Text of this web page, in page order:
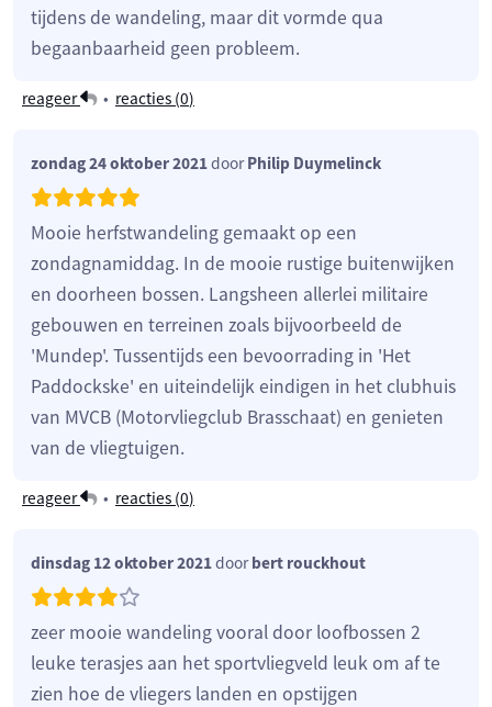
tijdens de wandeling, maar dit vormde qua
begaanbaarheid geen probleem.
reageer • reacties (0)
zondag 24 oktober 2021doorPhilip Duymelinck
Mooie herfstwandeling gemaakt op een
zondagnamiddag. In de mooie rustige buitenwijken
en doorheen bossen. Langsheen allerlei militaire
gebouwen en terreinen zoals bijvoorbeeld de
'Mundep'. Tussentijds een bevoorrading in 'Het
Paddockske' en uiteindelijk eindigen in het clubhuis
van MVCB (Motorvliegclub Brasschaat) en genieten
van de vliegtuigen.
reageer • reacties (0)
dinsdag 12 oktober 2021doorbert rouckhout
zeer mooie wandeling vooral door loofbossen 2
leuke terasjes aan het sportvliegveld leuk om af te
zien hoe de vliegers landen en opstijgen